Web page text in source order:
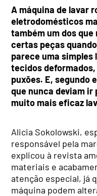
A máquina de lavar
eletrodomésticos
também um dos
certas peças
parece uma simples
tecidos
puxões. E, segundo
que nunca deviam ir
muito mais eficaz
Alicia Sokolowski,
responsável pela
explicou à revista
materiais e
atenção especial, já
máquina podem